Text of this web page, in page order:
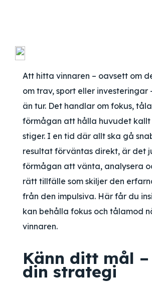
Att hitta vinnaren – oavsett om
om trav, sport eller investeringar
än tur. Det handlar om fokus,
förmågan att hålla huvudet kallt
stiger. I en tid där allt ska gå
resultat förväntas direkt, är det
förmågan att vänta, analysera
rätt tillfälle som skiljer den
från den impulsiva. Här får du
kan behålla fokus och tålamod
vinnaren.
Känn ditt mål –
din strategi